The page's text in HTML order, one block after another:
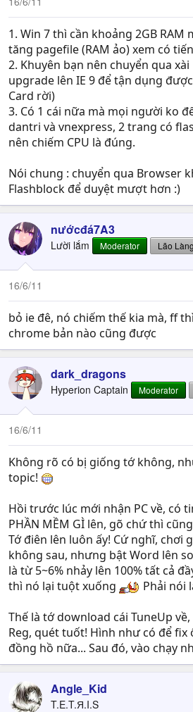
1. Win 7 thì cần khoảng 2GB
tăng pagefile (RAM ảo) xem có
2. Khuyên bạn nên chuyển qua
upgrade lên IE 9 để tận dụng
Card rời)
3. Có 1 cái nữa mà mọi người ko
dantri và vnexpress, 2 trang có
nên chiếm CPU là đúng.
Nói chung : chuyển qua Browser
Flashblock để duyệt mượt hơn :)
nướcđá7A3
Lười lắm Moderator Lão
16/6/11
bỏ ie đê, nó chiếm thế kia mà, ff
chrome bản nào cũng được
dark_dragons
Hyperion Captain Moderator
16/6/11
Không rõ có bị giống tớ không,
topic!
Hồi trước lúc mới nhận PC về, có
PHẦN MỀM GÌ lên, gõ chứ thì
Tớ điên lên luôn ấy! Cứ nghĩ, chơi
không sau, nhưng bật Word lên
là từ 5~6% nhảy lên 100% tất cả
thì nó lại tuột xuống
Phải nói
Thế là tớ download cái TuneUp
Reg, quét tuốt! Hình như có để
đồng hồ nữa... Sau đó, vào chạy
Angle_Kid
T.E.T.Я.I.S